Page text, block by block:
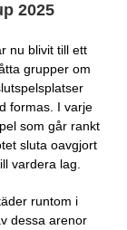
2025
nu blivit till ett
grupper om
formas. I varje
som går rankt
sluta oavgjort
vardera lag.
runtom i
dessa arenor